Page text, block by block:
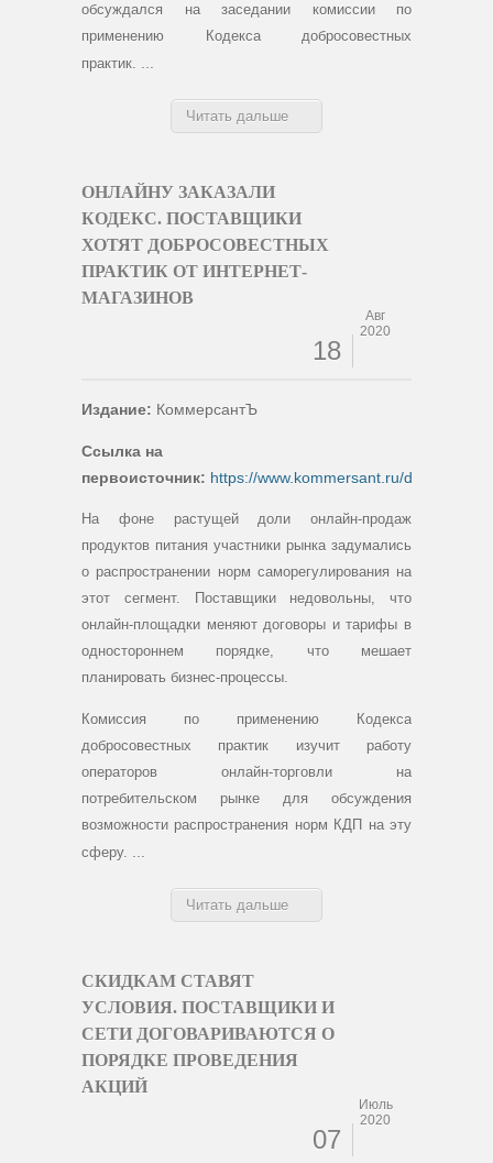
обсуждался на заседании комиссии по
применению Кодекса добросовестных
практик.
Читать дальше
ОНЛАЙНУ ЗАКАЗАЛИ
КОДЕКС. ПОСТАВЩИКИ
ХОТЯТ ДОБРОСОВЕСТНЫХ
ПРАКТИК ОТ ИНТЕРНЕТ-
МАГАЗИНОВ
18
Авг
2020
Издание: КоммерсантЪ
Ссылка на
первоисточник: https://www.kommersant.ru/doc/
На фоне растущей доли онлайн-продаж
продуктов питания участники рынка задумались
о распространении норм саморегулирования на
этот сегмент. Поставщики недовольны, что
онлайн-площадки меняют договоры и тарифы в
одностороннем порядке, что мешает
планировать бизнес-процессы.
Комиссия по применению Кодекса
добросовестных практик изучит работу
операторов онлайн-торговли на
потребительском рынке для обсуждения
возможности распространения норм КДП на эту
сферу.
Читать дальше
СКИДКАМ СТАВЯТ
УСЛОВИЯ. ПОСТАВЩИКИ И
СЕТИ ДОГОВАРИВАЮТСЯ О
ПОРЯДКЕ ПРОВЕДЕНИЯ
АКЦИЙ
07
Июль
2020